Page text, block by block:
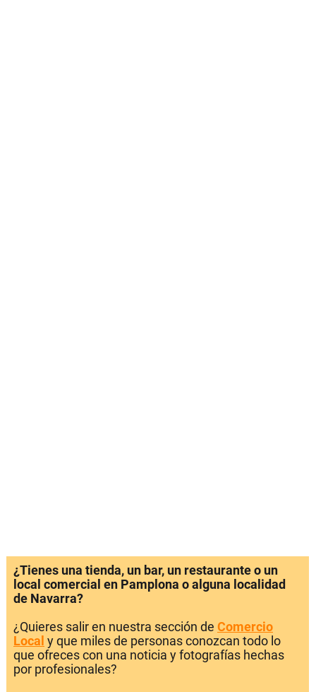
¿Tienes una tienda, un bar, un restaurante o un
local comercial en Pamplona o alguna localidad
de Navarra?
¿Quieres salir en nuestra sección de Comercio
Local y que miles de personas conozcan todo lo
que ofreces con una noticia y fotografías hechas
por profesionales?